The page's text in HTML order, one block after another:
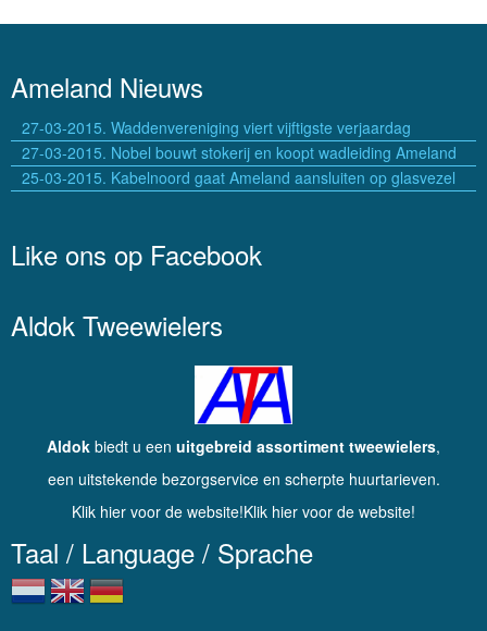
Ameland Nieuws
27-03-2015. Waddenvereniging viert vijftigste verjaardag
27-03-2015. Nobel bouwt stokerij en koopt wadleiding Ameland
25-03-2015. Kabelnoord gaat Ameland aansluiten op glasvezel
Like ons op Facebook
Aldok Tweewielers
Aldok biedt u een uitgebreid assortiment tweewielers,
een uitstekende bezorgservice en scherpte huurtarieven.
Klik hier voor de website!Klik hier voor de website!
Taal / Language / Sprache